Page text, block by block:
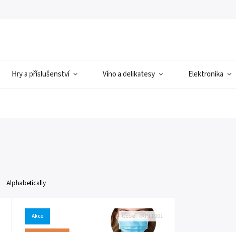
Hry a příslušenství Víno a delikatesy Elektronika
Alphabetically
Akce Code:PAP11001